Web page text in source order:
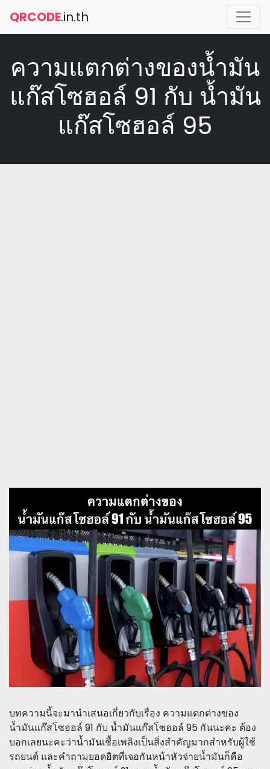
QRCODE.in.th
ความแตกต่างของน้ำมัน
แก๊สโซฮอล์ 91 กับ น้ำมัน
แก๊สโซฮอล์ 95
บทความนี้จะมานำเสนอเกี่ยวกับเรื่อง ความแตกต่างของ
น้ำมันแก๊สโซฮอล์ 91 กับ น้ำมันแก๊สโซฮอล์ 95 กันนะคะ ต้อง
บอกเลยนะคะว่าน้ำมันเชื้อเพลิงเป็นสิ่งสำคัญมากสำหรับผู้ใช้
รถยนต์ และคำถามยอดฮิตที่เจอกันหน้าหัวจ่ายน้ำมันก็คือ